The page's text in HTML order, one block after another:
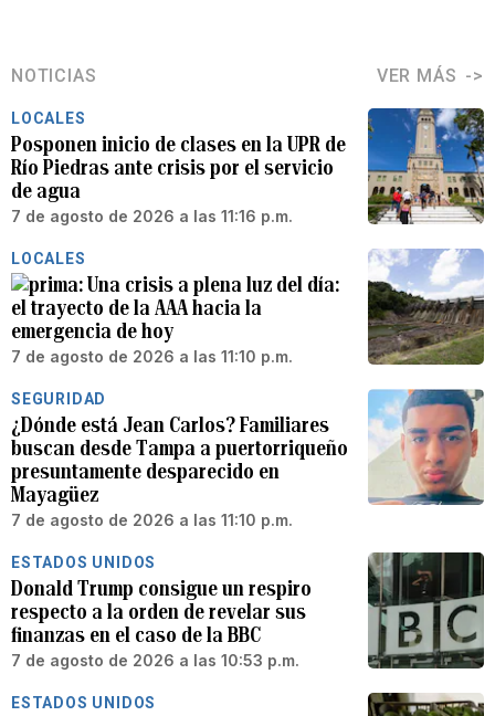
NOTICIAS VER MÁS
LOCALES
Posponen inicio de clases en la UPR de
Río Piedras ante crisis por el servicio
de agua
7 de agosto de 2026 a las 11:16 p.m.
LOCALES
Una crisis a plena luz del día:
el trayecto de la AAA hacia la
emergencia de hoy
7 de agosto de 2026 a las 11:10 p.m.
SEGURIDAD
¿Dónde está Jean Carlos? Familiares
buscan desde Tampa a puertorriqueño
presuntamente desparecido en
Mayagüez
7 de agosto de 2026 a las 11:10 p.m.
ESTADOS UNIDOS
Donald Trump consigue un respiro
respecto a la orden de revelar sus
finanzas en el caso de la BBC
7 de agosto de 2026 a las 10:53 p.m.
ESTADOS UNIDOS